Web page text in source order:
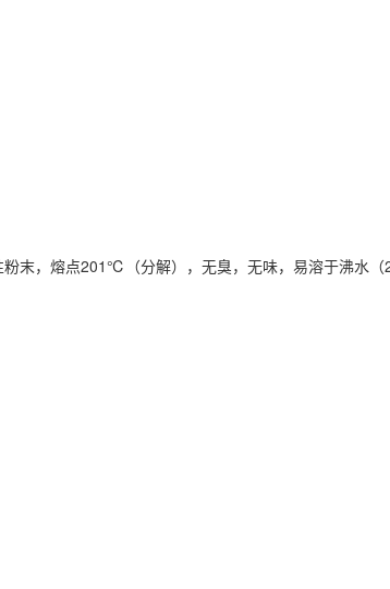
末，熔点201℃（分解），无臭，无味，易溶于沸水（